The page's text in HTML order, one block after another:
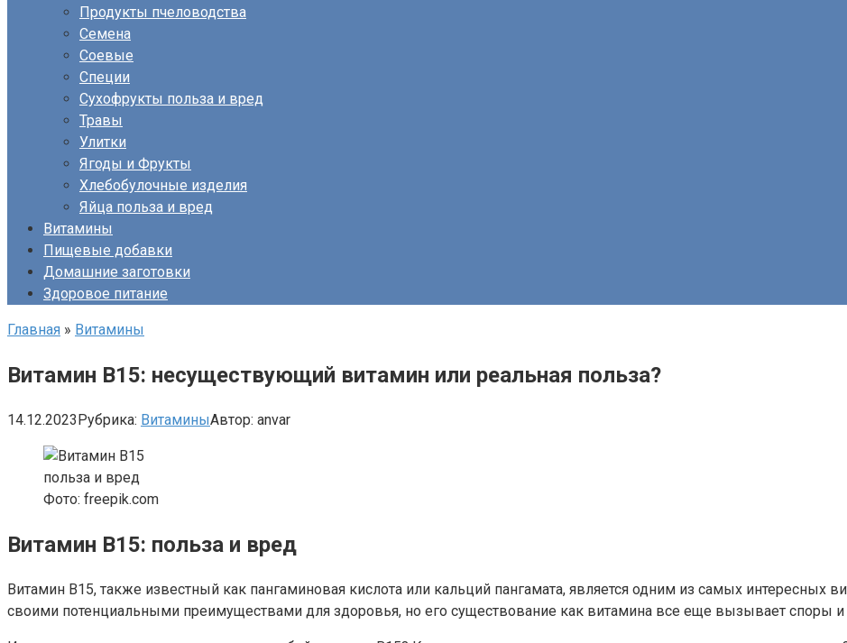
Продукты пчеловодства
Семена
Соевые
Специи
Сухофрукты польза и вред
Травы
Улитки
Ягоды и Фрукты
Хлебобулочные изделия
Яйца польза и вред
Витамины
Пищевые добавки
Домашние заготовки
Здоровое питание
Главная » Витамины
Витамин B15: несуществующий витамин или реальная польза?
14.12.2023Рубрика: ВитаминыАвтор: anvar
Фото: freepik.com
Витамин B15: польза и вред
Витамин В15, также известный как пангаминовая кислота или кальций пангамата, является одним из самых
своими потенциальными преимуществами для здоровья, но его существование как витамина все еще вызывает споры и